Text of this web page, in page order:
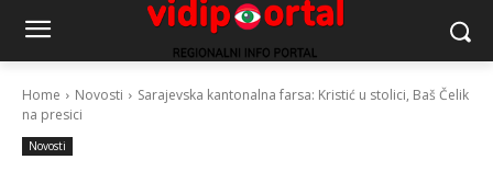
Home Novosti
Sarajevska kantonalna farsa: Kristić u stolici, Baš Čelik
na presici
Novosti